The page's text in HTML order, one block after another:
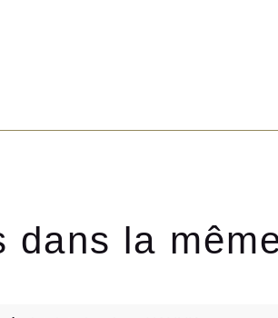
dans la